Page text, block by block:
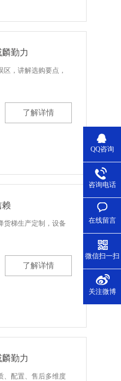
勤力
，讲解选购要点，
了解详情
货梯生产定制，设备
了解详情
勤力
、配置、售后多维度
QQ咨询
咨询电话
在线留言
微信扫一扫
关注微博